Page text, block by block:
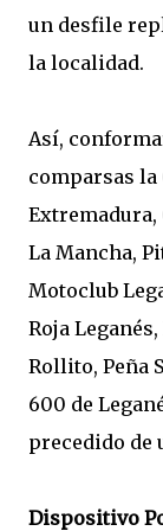
un desfile
la localidad.
Así,
comparsas la
Extremadura,
La Mancha,
Motoclub
Roja
Rollito, Peña
600 de
precedido de
Dispositivo